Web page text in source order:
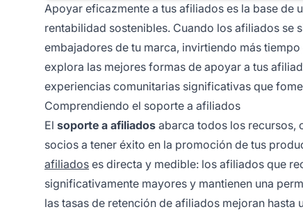
Apoyar eficazmente a tus afiliados es la base de
rentabilidad sostenibles. Cuando los afiliados se
embajadores de tu marca, invirtiendo más
explora las mejores formas de apoyar a tus
experiencias comunitarias significativas que
Comprendiendo el soporte a afiliados
El soporte a afiliados abarca todos los recursos,
socios a tener éxito en la promoción de tus
afiliados es directa y medible: los afiliados que
significativamente mayores y mantienen una
las tasas de retención de afiliados mejoran